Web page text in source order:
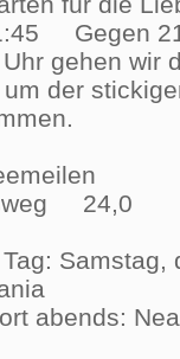
Gegen
gehen wir
der
24,0
Samstag,
abends: